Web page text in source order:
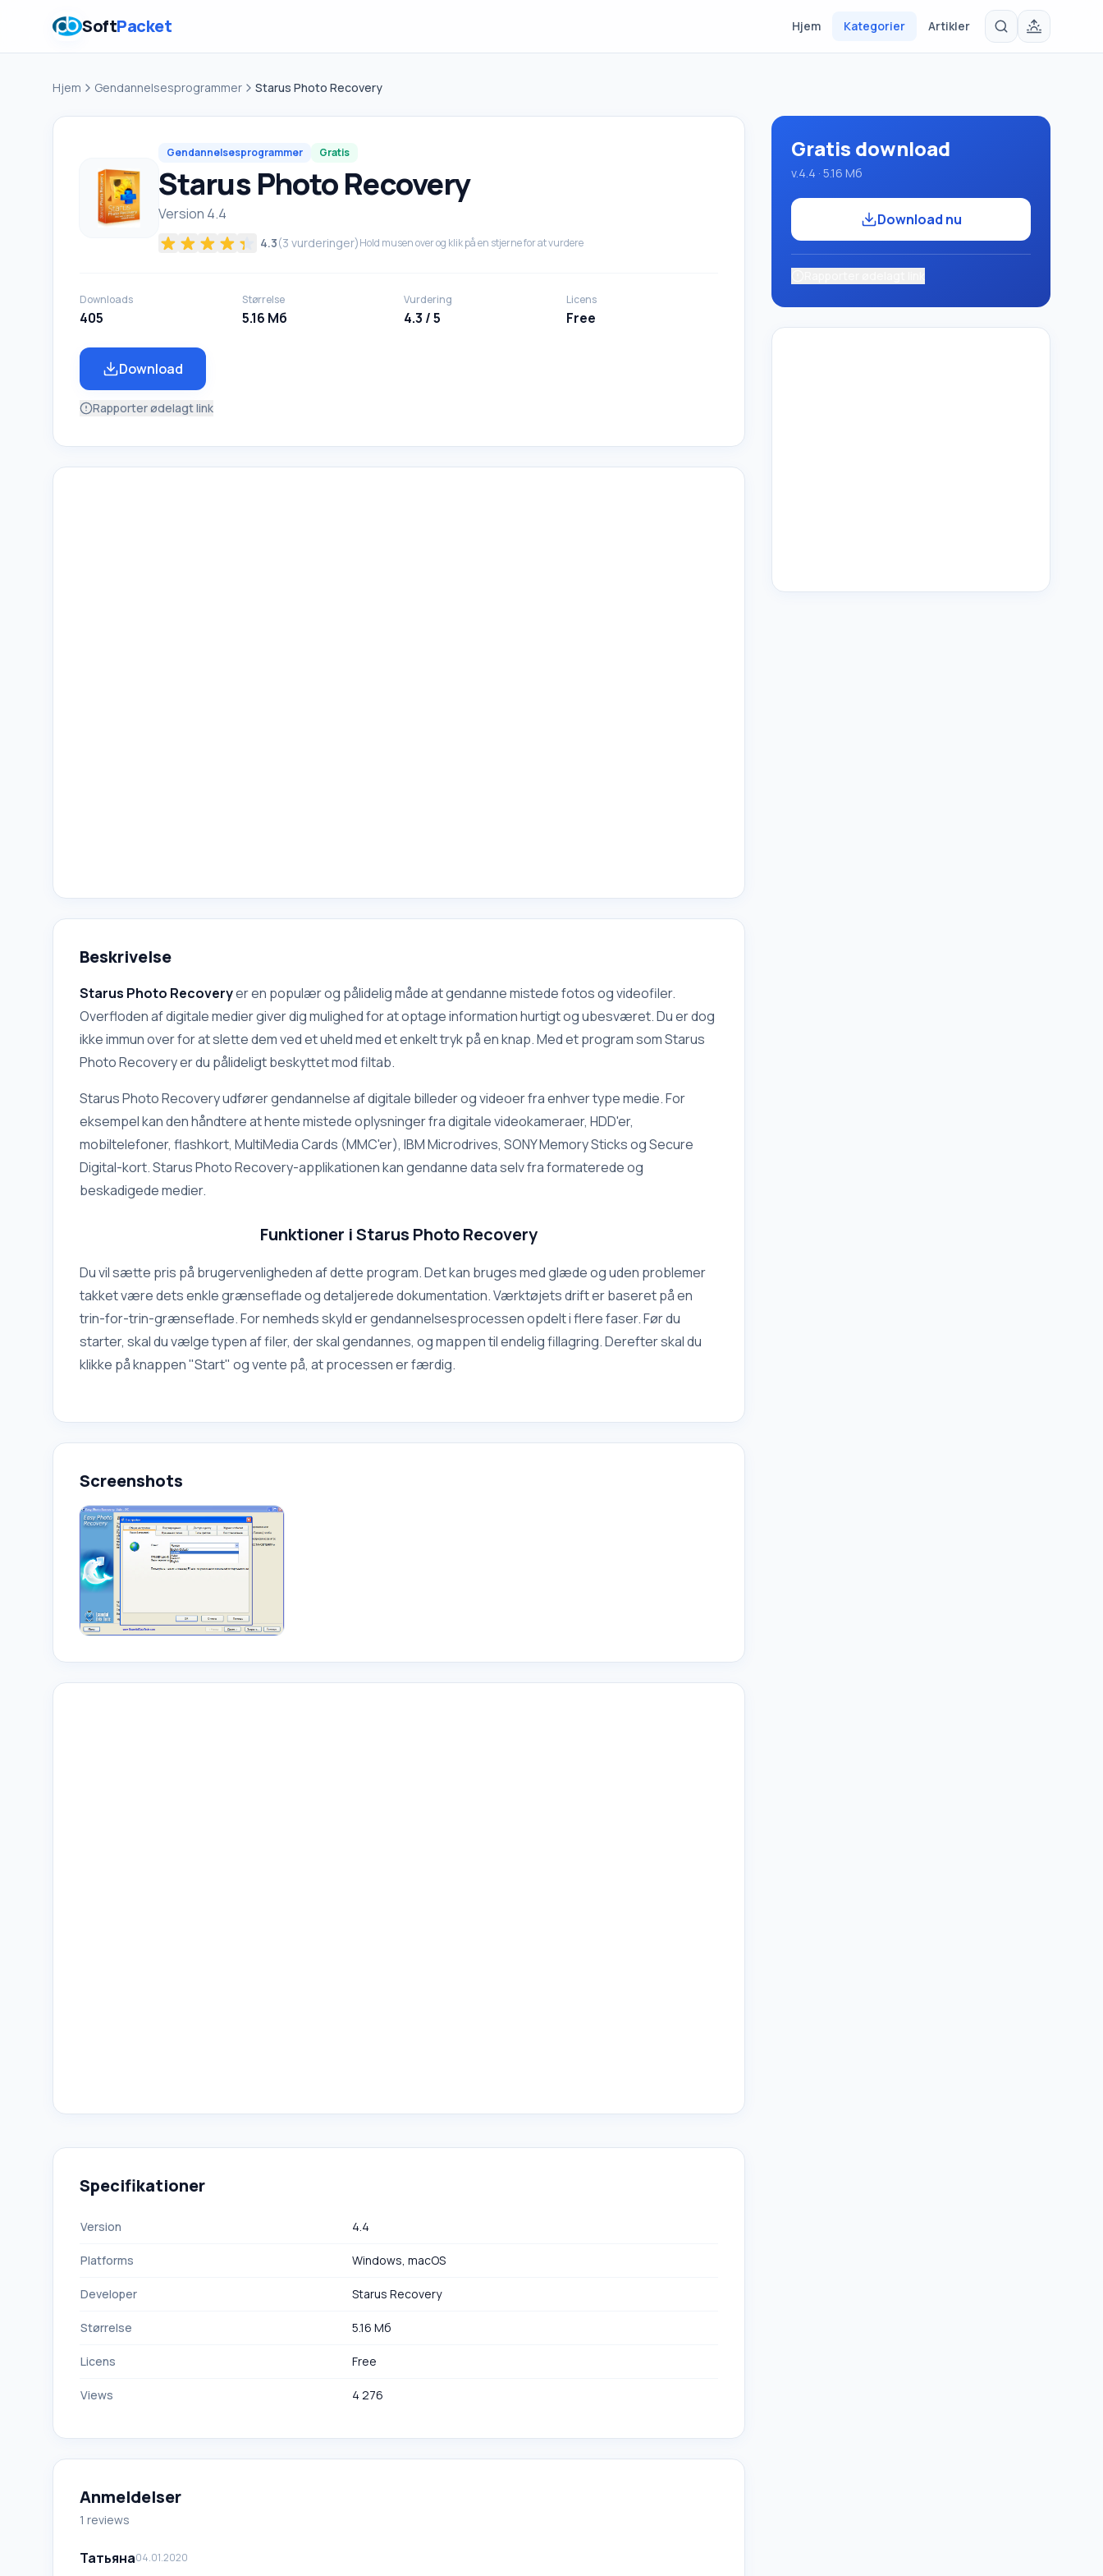
SoftPacket Hjem Kategorier Artikler
Hjem Gendannelsesprogrammer Starus Photo Recovery
Gendannelsesprogrammer Gratis
Starus Photo Recovery
Version 4.4
4.3(3 vurderinger)Hold musen over og klik på en stjerne for at vurdere
Downloads
405
Størrelse
5.16 Мб
Vurdering
4.3 / 5
Licens
Free
Download
Rapporter ødelagt link
Beskrivelse
Starus Photo Recoveryer en populær og pålidelig måde at gendanne mistede fotos og videofiler.
Overfloden af digitale medier giver dig mulighed for at optage information hurtigt og ubesværet. Du er dog
ikke immun over for at slette dem ved et uheld med et enkelt tryk på en knap. Med et program som Starus
Photo Recovery er du pålideligt beskyttet mod filtab.
Starus Photo Recovery udfører gendannelse af digitale billeder og videoer fra enhver type medie. For
eksempel kan den håndtere at hente mistede oplysninger fra digitale videokameraer, HDD'er,
mobiltelefoner, flashkort, MultiMedia Cards (MMC'er), IBM Microdrives, SONY Memory Sticks og Secure
Digital-kort. Starus Photo Recovery-applikationen kan gendanne data selv fra formaterede og
beskadigede medier.
Funktioner i Starus Photo Recovery
Du vil sætte pris på brugervenligheden af dette program. Det kan bruges med glæde og uden problemer
takket være dets enkle grænseflade og detaljerede dokumentation. Værktøjets drift er baseret på en
trin-for-trin-grænseflade. For nemheds skyld er gendannelsesprocessen opdelt i flere faser. Før du
starter, skal du vælge typen af filer, der skal gendannes, og mappen til endelig fillagring. Derefter skal du
klikke på knappen "Start" og vente på, at processen er færdig.
Screenshots
Specifikationer
Version 4.4
Platforms Windows, macOS
Developer Starus Recovery
Størrelse 5.16 Мб
Licens Free
Views 4 276
Anmeldelser
1 reviews
Татьяна04.01.2020
Gratis download
v.4.4 · 5.16 Мб
Download nu